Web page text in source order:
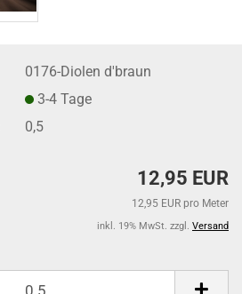
0176-Diolen d'braun
3-4 Tage
0,5
12,95 EUR
12,95 EUR pro Meter
inkl. 19% MwSt. zzgl. Versand